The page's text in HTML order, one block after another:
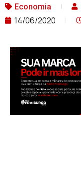
Economia
14/06/2020